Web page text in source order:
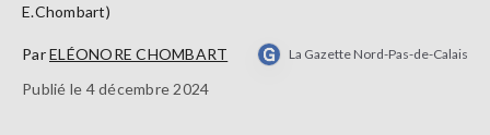
E.Chombart)
ParELÉONORE CHOMBART La Gazette Nord-Pas-de-Calais
Publié le 4 décembre 2024